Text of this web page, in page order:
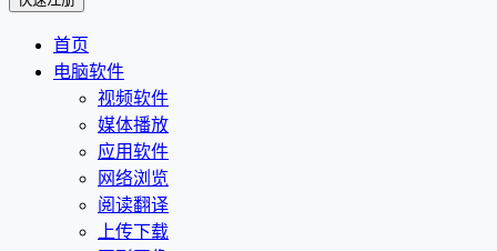
首页
电脑软件
视频软件
媒体播放
应用软件
网络浏览
阅读翻译
上传下载